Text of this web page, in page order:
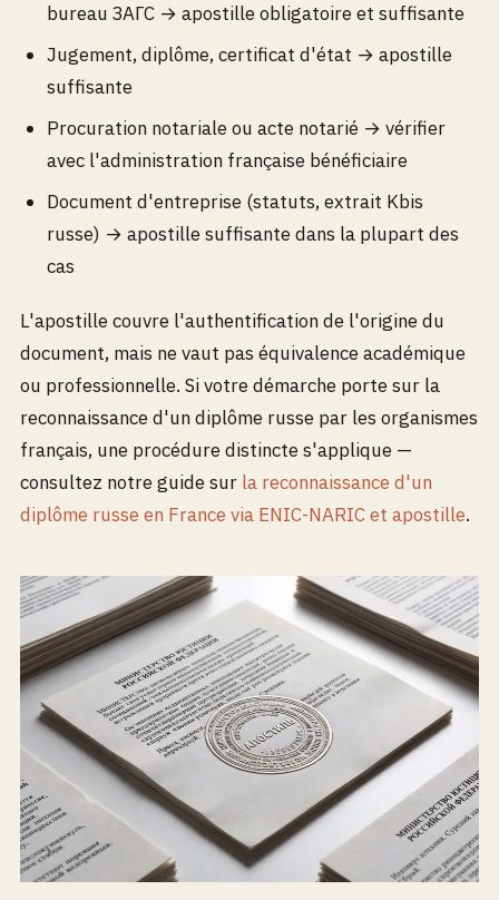
bureau ЗАГС → apostille obligatoire et suffisante
Jugement, diplôme, certificat d'état → apostille
suffisante
Procuration notariale ou acte notarié → vérifier
avec l'administration française bénéficiaire
Document d'entreprise (statuts, extrait Kbis
russe) → apostille suffisante dans la plupart des
cas
L'apostille couvre l'authentification de l'origine du
document, mais ne vaut pas équivalence académique
ou professionnelle. Si votre démarche porte sur la
reconnaissance d'un diplôme russe par les organismes
français, une procédure distincte s'applique —
consultez notre guide sur la reconnaissance d'un
diplôme russe en France via ENIC-NARIC et apostille.